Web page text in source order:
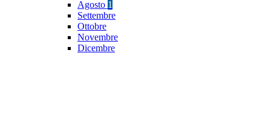
Agosto 1
Settembre
Ottobre
Novembre
Dicembre